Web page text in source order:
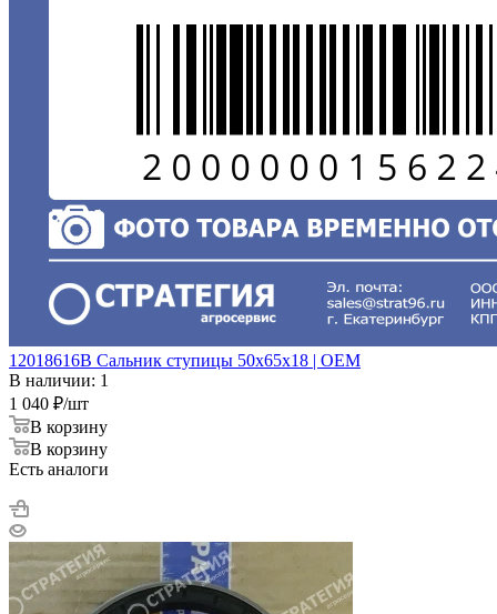
12018616B Cальник ступицы 50x65x18 | OEM
В наличии: 1
1 040 ₽/шт
В корзину
В корзину
Есть аналоги